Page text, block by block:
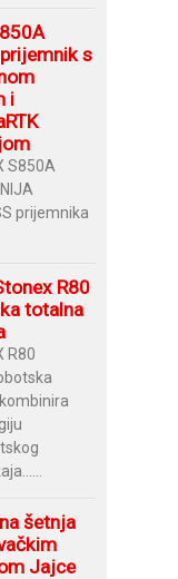
s
i
S850A
prijemnika
R80
totalna
R80
šetnja
Jajce